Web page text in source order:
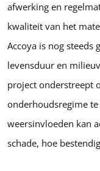
afwerking en
kwaliteit van het
Accoya is nog steeds
levensduur en
project onderstreept
onderhoudsregime
weersinvloeden kan
schade, hoe